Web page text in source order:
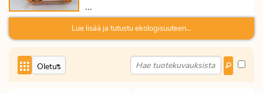
elastisella kuminauhalla se hoituu
vaivattomasti. Kumirenkaat edullisesti
verkkokaupasta.
...
Lue lisää ja tutustu ekologisuuteen...